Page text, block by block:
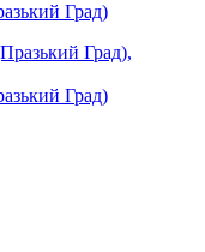
Град)
Град)